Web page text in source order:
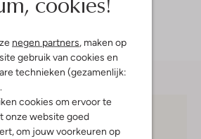
negen partners, maken op
gebruik van cookies en
technieken (gezamenlijk:
cookies om ervoor te
onze website goed
om jouw voorkeuren op
75 lang en draagt maat S.
vanaf €75,-